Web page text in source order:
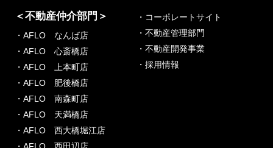
＜不動産仲介部門＞
・AFLO なんば店
・AFLO 心斎橋店
・AFLO 上本町店
・AFLO 肥後橋店
・AFLO 南森町店
・AFLO 天満橋店
・AFLO 西大橋堀江店
・コーポレートサイト
・不動産管理部門
・不動産開発事業
・採用情報